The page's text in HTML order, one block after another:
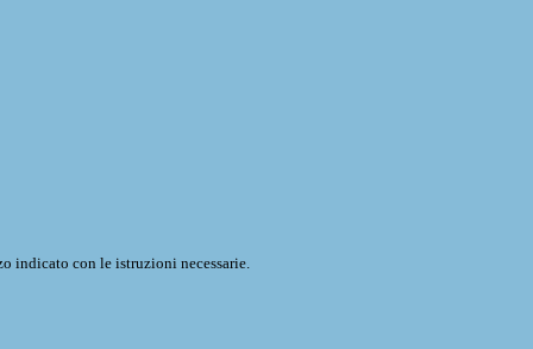
indicato con le istruzioni necessarie.